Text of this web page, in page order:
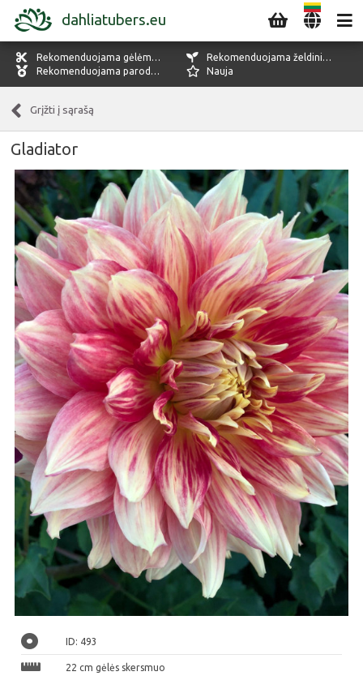
dahliatubers.eu
Rekomenduojama gėlėms pjaustyti
Rekomenduojama želdiniams
Rekomenduojama parodoms
Nauja
Grįžti į sąrašą
Gladiator
ID: 493
22 cm gėlės skersmuo